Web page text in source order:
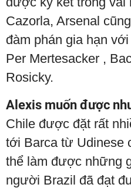
Cazorla, Arsenal
đàm phán gia hạn
Per Mertesacker ,
Rosicky.
Alexis muốn được
Chile được đặt rất
tới Barca từ Udinese
thể làm được những
người Brazil đã đạt